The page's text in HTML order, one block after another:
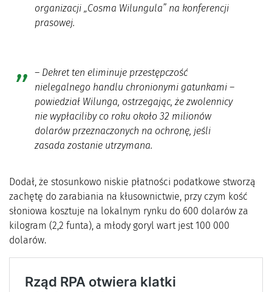
organizacji „Cosma Wilungula” na konferencji
prasowej.
– Dekret ten eliminuje przestępczość
nielegalnego handlu chronionymi gatunkami –
powiedział Wilunga, ostrzegając, że zwolennicy
nie wypłaciliby co roku około 32 milionów
dolarów przeznaczonych na ochronę, jeśli
zasada zostanie utrzymana.
Dodał, że stosunkowo niskie płatności podatkowe stworzą
zachętę do zarabiania na kłusownictwie, przy czym kość
słoniowa kosztuje na lokalnym rynku do 600 dolarów za
kilogram (2,2 funta), a młody goryl wart jest 100 000
dolarów.